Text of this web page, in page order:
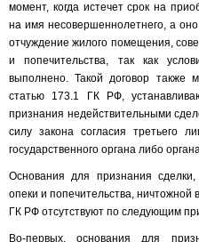
момент, когда истечет срок на
на имя несовершеннолетнего, а
отчуждение жилого помещения,
и попечительства, так как
выполнено. Такой договор также
статью 173.1 ГК РФ,
признания недействительными
силу закона согласия третьего
государственного органа либо
Основания для признания
опеки и попечительства, ничтожной
ГК РФ отсутствуют по следующим
Во-первых, основания для